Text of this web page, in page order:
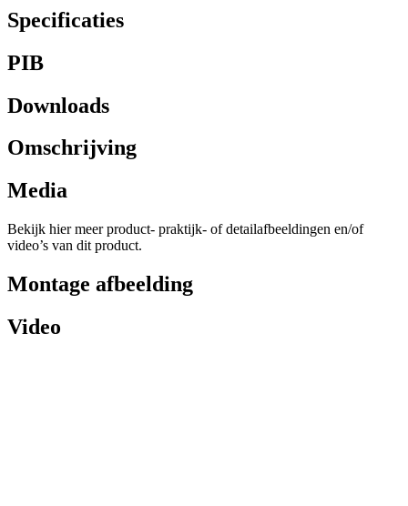
Specificaties
PIB
Downloads
Omschrijving
Media
Bekijk hier meer product- praktijk- of detailafbeeldingen en/of
video’s van dit product.
Montage afbeelding
Video